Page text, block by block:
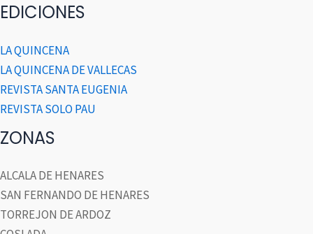
EDICIONES
LA QUINCENA
LA QUINCENA DE VALLECAS
REVISTA SANTA EUGENIA
REVISTA SOLO PAU
ZONAS
ALCALA DE HENARES
SAN FERNANDO DE HENARES
TORREJON DE ARDOZ